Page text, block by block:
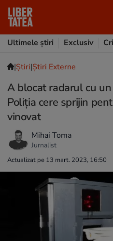
Ultimele știri
Exclusiv
|Ştiri|Știri Externe
A blocat radarul cu
Poliția cere sprijin
vinovat
Mihai Toma
Jurnalist
Actualizat pe 13 mart. 2023, 16:50